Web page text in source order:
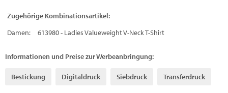
Zugehörige Kombinationsartikel:
Damen:
613980 - Ladies Valueweight V-Neck T-Shirt
Informationen und Preise zur Werbeanbringung:
Bestickung Digitaldruck Siebdruck Transferdruck